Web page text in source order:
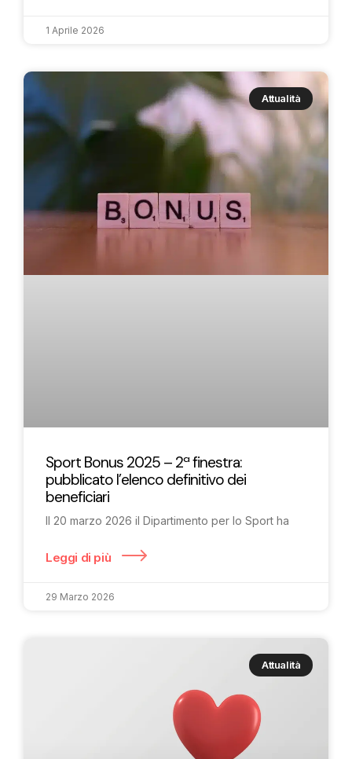
1 Aprile 2026
Attualità
Sport Bonus 2025 – 2ª finestra:
pubblicato l’elenco definitivo dei
beneficiari
Il 20 marzo 2026 il Dipartimento per lo Sport ha
Leggi di più
29 Marzo 2026
Attualità